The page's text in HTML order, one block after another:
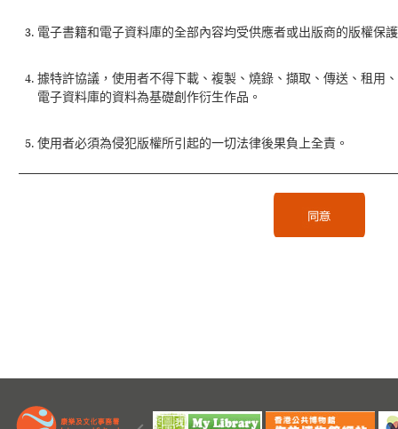
電子書籍和電子資料庫的全部內容均受供應者或出版商的版權保
據特許協議，使用者不得下載、複製、燒錄、擷取、傳送、租用
電子資料庫的資料為基礎創作衍生作品。
使用者必須為侵犯版權所引起的一切法律後果負上全責。